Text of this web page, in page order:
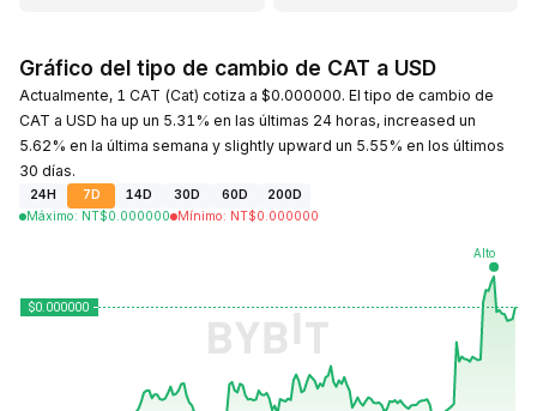
Gráfico del tipo de cambio de CAT a USD
Actualmente, 1 CAT (Cat) cotiza a $0.000000. El tipo de cambio de
CAT a USD ha up un 5.31% en las últimas 24 horas, increased un
5.62% en la última semana y slightly upward un 5.55% en los últimos
30 días.
24H 7D 14D 30D 60D
200D
Máximo: NT$0.000000 Mínimo: NT$0.000000